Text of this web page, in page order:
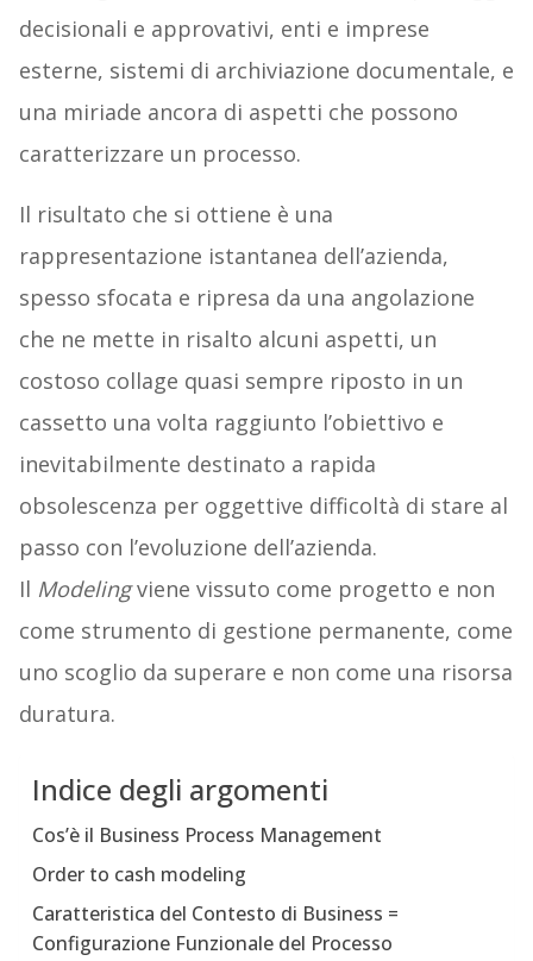
decisionali e approvativi, enti e imprese
esterne, sistemi di archiviazione documentale, e
una miriade ancora di aspetti che possono
caratterizzare un processo.
Il risultato che si ottiene è una
rappresentazione istantanea dell’azienda,
spesso sfocata e ripresa da una angolazione
che ne mette in risalto alcuni aspetti, un
costoso collage quasi sempre riposto in un
cassetto una volta raggiunto l’obiettivo e
inevitabilmente destinato a rapida
obsolescenza per oggettive difficoltà di stare al
passo con l’evoluzione dell’azienda.
Il Modelingviene vissuto come progetto e non
come strumento di gestione permanente, come
uno scoglio da superare e non come una risorsa
duratura.
Indice degli argomenti
Cos’è il Business Process Management
Order to cash modeling
Caratteristica del Contesto di Business =
Configurazione Funzionale del Processo